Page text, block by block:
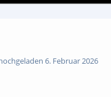
6. Februar 2026